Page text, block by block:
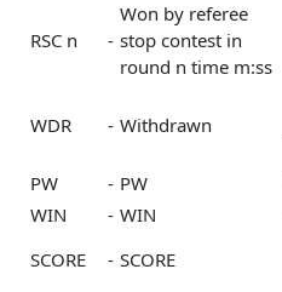
RSC n -
Won by referee
stop contest in
round n time m:ss
WDR - Withdrawn
PW
- PW
WIN
- WIN
SCORE
- SCORE